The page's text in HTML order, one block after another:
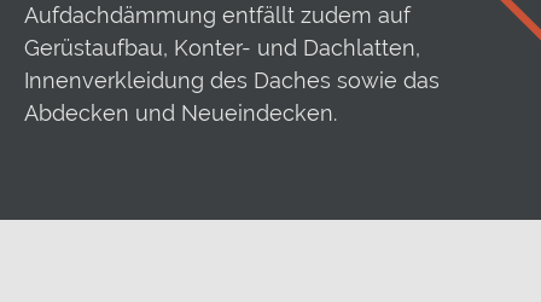
Aufdachdämmung entfällt zudem auf
Gerüstaufbau, Konter- und Dachlatten,
Innenverkleidung des Daches sowie das
Abdecken und Neueindecken.